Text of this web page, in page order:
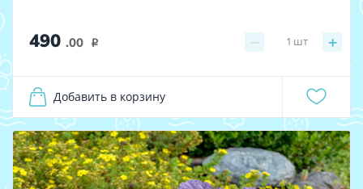
490 .00 i − +
1 шт
Добавить в корзину